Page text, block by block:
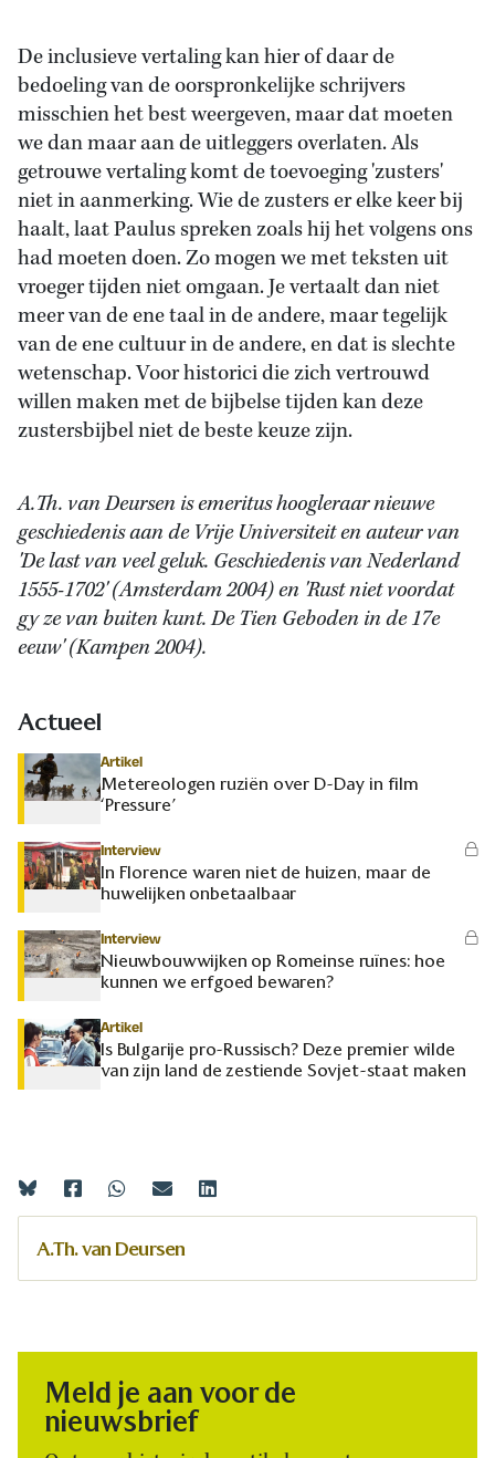
De inclusieve vertaling kan hier of daar de
bedoeling van de oorspronkelijke schrijvers
misschien het best weergeven, maar dat moeten
we dan maar aan de uitleggers overlaten. Als
getrouwe vertaling komt de toevoeging 'zusters'
niet in aanmerking. Wie de zusters er elke keer bij
haalt, laat Paulus spreken zoals hij het volgens ons
had moeten doen. Zo mogen we met teksten uit
vroeger tijden niet omgaan. Je vertaalt dan niet
meer van de ene taal in de andere, maar tegelijk
van de ene cultuur in de andere, en dat is slechte
wetenschap. Voor historici die zich vertrouwd
willen maken met de bijbelse tijden kan deze
zustersbijbel niet de beste keuze zijn.
A.Th. van Deursen is emeritus hoogleraar nieuwe
geschiedenis aan de Vrije Universiteit en auteur van
'De last van veel geluk. Geschiedenis van Nederland
1555-1702' (Amsterdam 2004) en 'Rust niet voordat
gy ze van buiten kunt. De Tien Geboden in de 17e
eeuw' (Kampen 2004).
Actueel
Artikel
Metereologen ruziën over D-Day in film
‘Pressure’
Interview
In Florence waren niet de huizen, maar de
huwelijken onbetaalbaar
Interview
Nieuwbouwwijken op Romeinse ruïnes: hoe
kunnen we erfgoed bewaren?
Artikel
Is Bulgarije pro-Russisch? Deze premier wilde
van zijn land de zestiende Sovjet-staat maken
A.Th. van Deursen
Meld je aan voor de
nieuwsbrief